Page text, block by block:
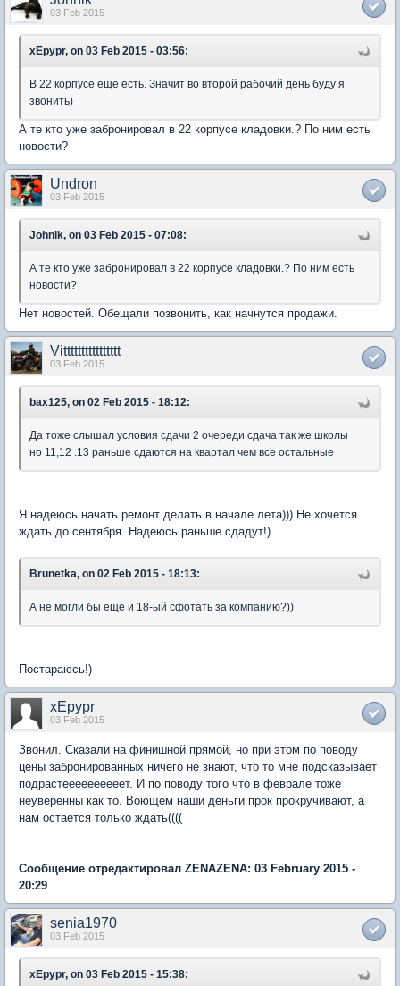
03 Feb 2015
xEpypr, on 03 Feb 2015 - 03:56:
В 22 корпусе еще есть. Значит во второй рабочий день буду я
звонить)
А те кто уже забронировал в 22 корпусе кладовки.? По ним есть
новости?
Undron
03 Feb 2015
Johnik, on 03 Feb 2015 - 07:08:
А те кто уже забронировал в 22 корпусе кладовки.? По ним есть
новости?
Нет новостей. Обещали позвонить, как начнутся продажи.
Vitttttttttttttttt
03 Feb 2015
bax125, on 02 Feb 2015 - 18:12:
Да тоже слышал условия сдачи 2 очереди сдача так же школы
но 11,12 .13 раньше сдаются на квартал чем все остальные
Я надеюсь начать ремонт делать в начале лета))) Не хочется
ждать до сентября..Надеюсь раньше сдадут!)
Brunetka, on 02 Feb 2015 - 18:13:
А не могли бы еще и 18-ый сфотать за компанию?))
Постараюсь!)
xEpypr
03 Feb 2015
Звонил. Сказали на финишной прямой, но при этом по поводу
цены забронированных ничего не знают, что то мне подсказывает
подрастеееееееееет. И по поводу того что в феврале тоже
неуверенны как то. Воющем наши деньги прок прокручивают, а
нам остается только ждать((((
Сообщение отредактировал ZENAZENA: 03 February 2015 -
20:29
senia1970
03 Feb 2015
xEpypr, on 03 Feb 2015 - 15:38: